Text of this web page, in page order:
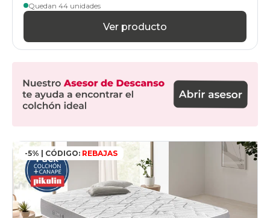
Quedan 44 unidades
Ver producto
-5% | CÓDIGO: REBAJAS